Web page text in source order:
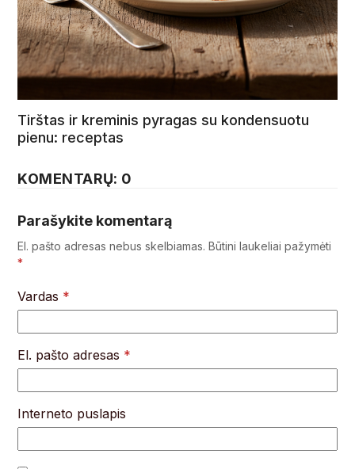
Tirštas ir kreminis pyragas su kondensuotu
pienu: receptas
KOMENTARŲ: 0
Parašykite komentarą
El. pašto adresas nebus skelbiamas. Būtini laukeliai pažymėti
*
Vardas *
El. pašto adresas *
Interneto puslapis